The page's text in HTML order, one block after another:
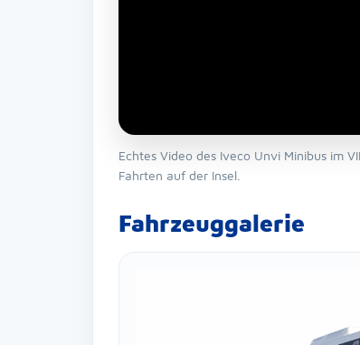
Echtes Video des Iveco Unvi Minibus im
Fahrten auf der Insel.
Fahrzeuggalerie